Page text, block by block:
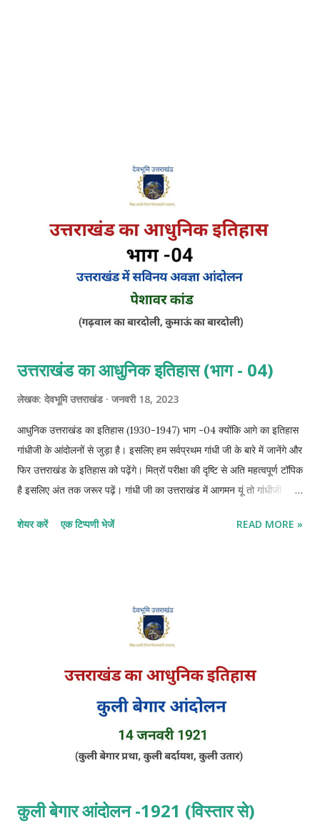
उत्तराखंड का आधुनिक इतिहास (भाग - 04)
लेखक: देवभूमि उत्तराखंड जनवरी 18, 2023
आधुनिक उत्तराखंड का इतिहास (1930-1947) भाग -04 क्योंकि आगे का इतिहास
गांधीजी के आंदोलनों से जुड़ा है। इसलिए हम सर्वप्रथम गांधी जी के बारे में जानेंगे और
फिर उत्तराखंड के इतिहास को पढ़ेंगे। मित्रों परीक्षा की दृष्टि से अति महत्वपूर्ण टॉपिक
है इसलिए अंत तक जरूर पढ़ें। गांधी जी का उत्तराखंड में आगमन यूं तो गांधीजी
और दूसरी बार राजनीतिक उद्देश्य से सन् 1916 में देहरादून आए थे। जहां उन्होंने
गांधीजी के नेतृत्व में आ चुका था। 9 जनवरी 1915 को दक्षिण अफ्रीका से भारत
लौटने के बाद सर्वप्रथम उन्होंने वर्ष 1917 में बिहार के चंपारण में नील की खेती की
दमनकारी प्रणाली के लिए भारत में सत्याग्रह आंदोलन चलाया। उसके बाद 1917 में
ही खेड़ा सत्याग्रह और वर्ष 1918 में कपास मिल श्रमिकों के लिए अहमदाब...
शेयर करें एक टिप्पणी भेजें READ MORE »
कुली बेगार आंदोलन -1921 (विस्तार से)